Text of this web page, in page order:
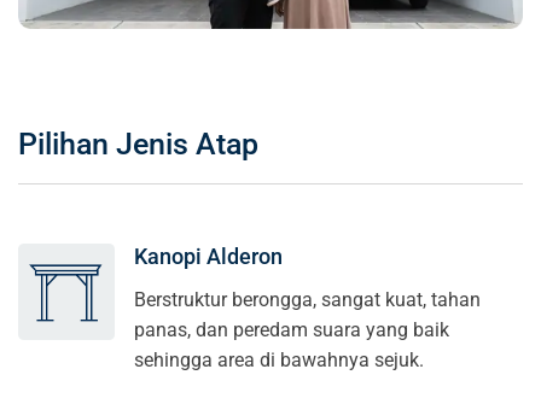
Pilihan Jenis Atap
Kanopi Alderon
Berstruktur berongga, sangat kuat, tahan
panas, dan peredam suara yang baik
sehingga area di bawahnya sejuk.